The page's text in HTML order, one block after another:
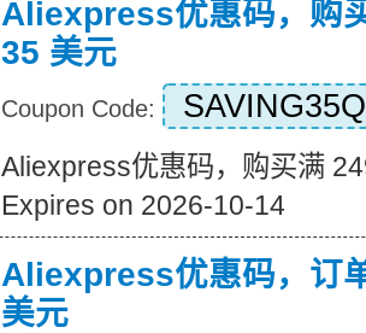
Aliexpress优惠码，购
35 美元
Coupon Code: SAVING35Q
Aliexpress优惠码，购买满
Expires on 2026-10-14
Aliexpress优惠码，订
美元